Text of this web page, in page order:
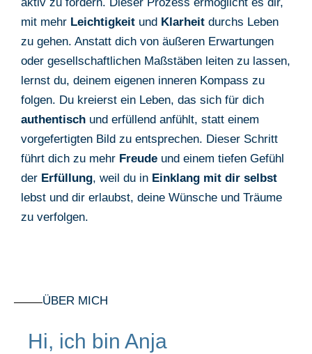
mit mehr Leichtigkeit und Klarheit durchs Leben
zu gehen. Anstatt dich von äußeren Erwartungen
oder gesellschaftlichen Maßstäben leiten zu lassen,
lernst du, deinem eigenen inneren Kompass zu
folgen. Du kreierst ein Leben, das sich für dich
authentisch und erfüllend anfühlt, statt einem
vorgefertigten Bild zu entsprechen. Dieser Schritt
führt dich zu mehr Freude und einem tiefen Gefühl
der Erfüllung, weil du in Einklang mit dir selbst
lebst und dir erlaubst, deine Wünsche und Träume
zu verfolgen.
ÜBER MICH
Hi, ich bin Anja